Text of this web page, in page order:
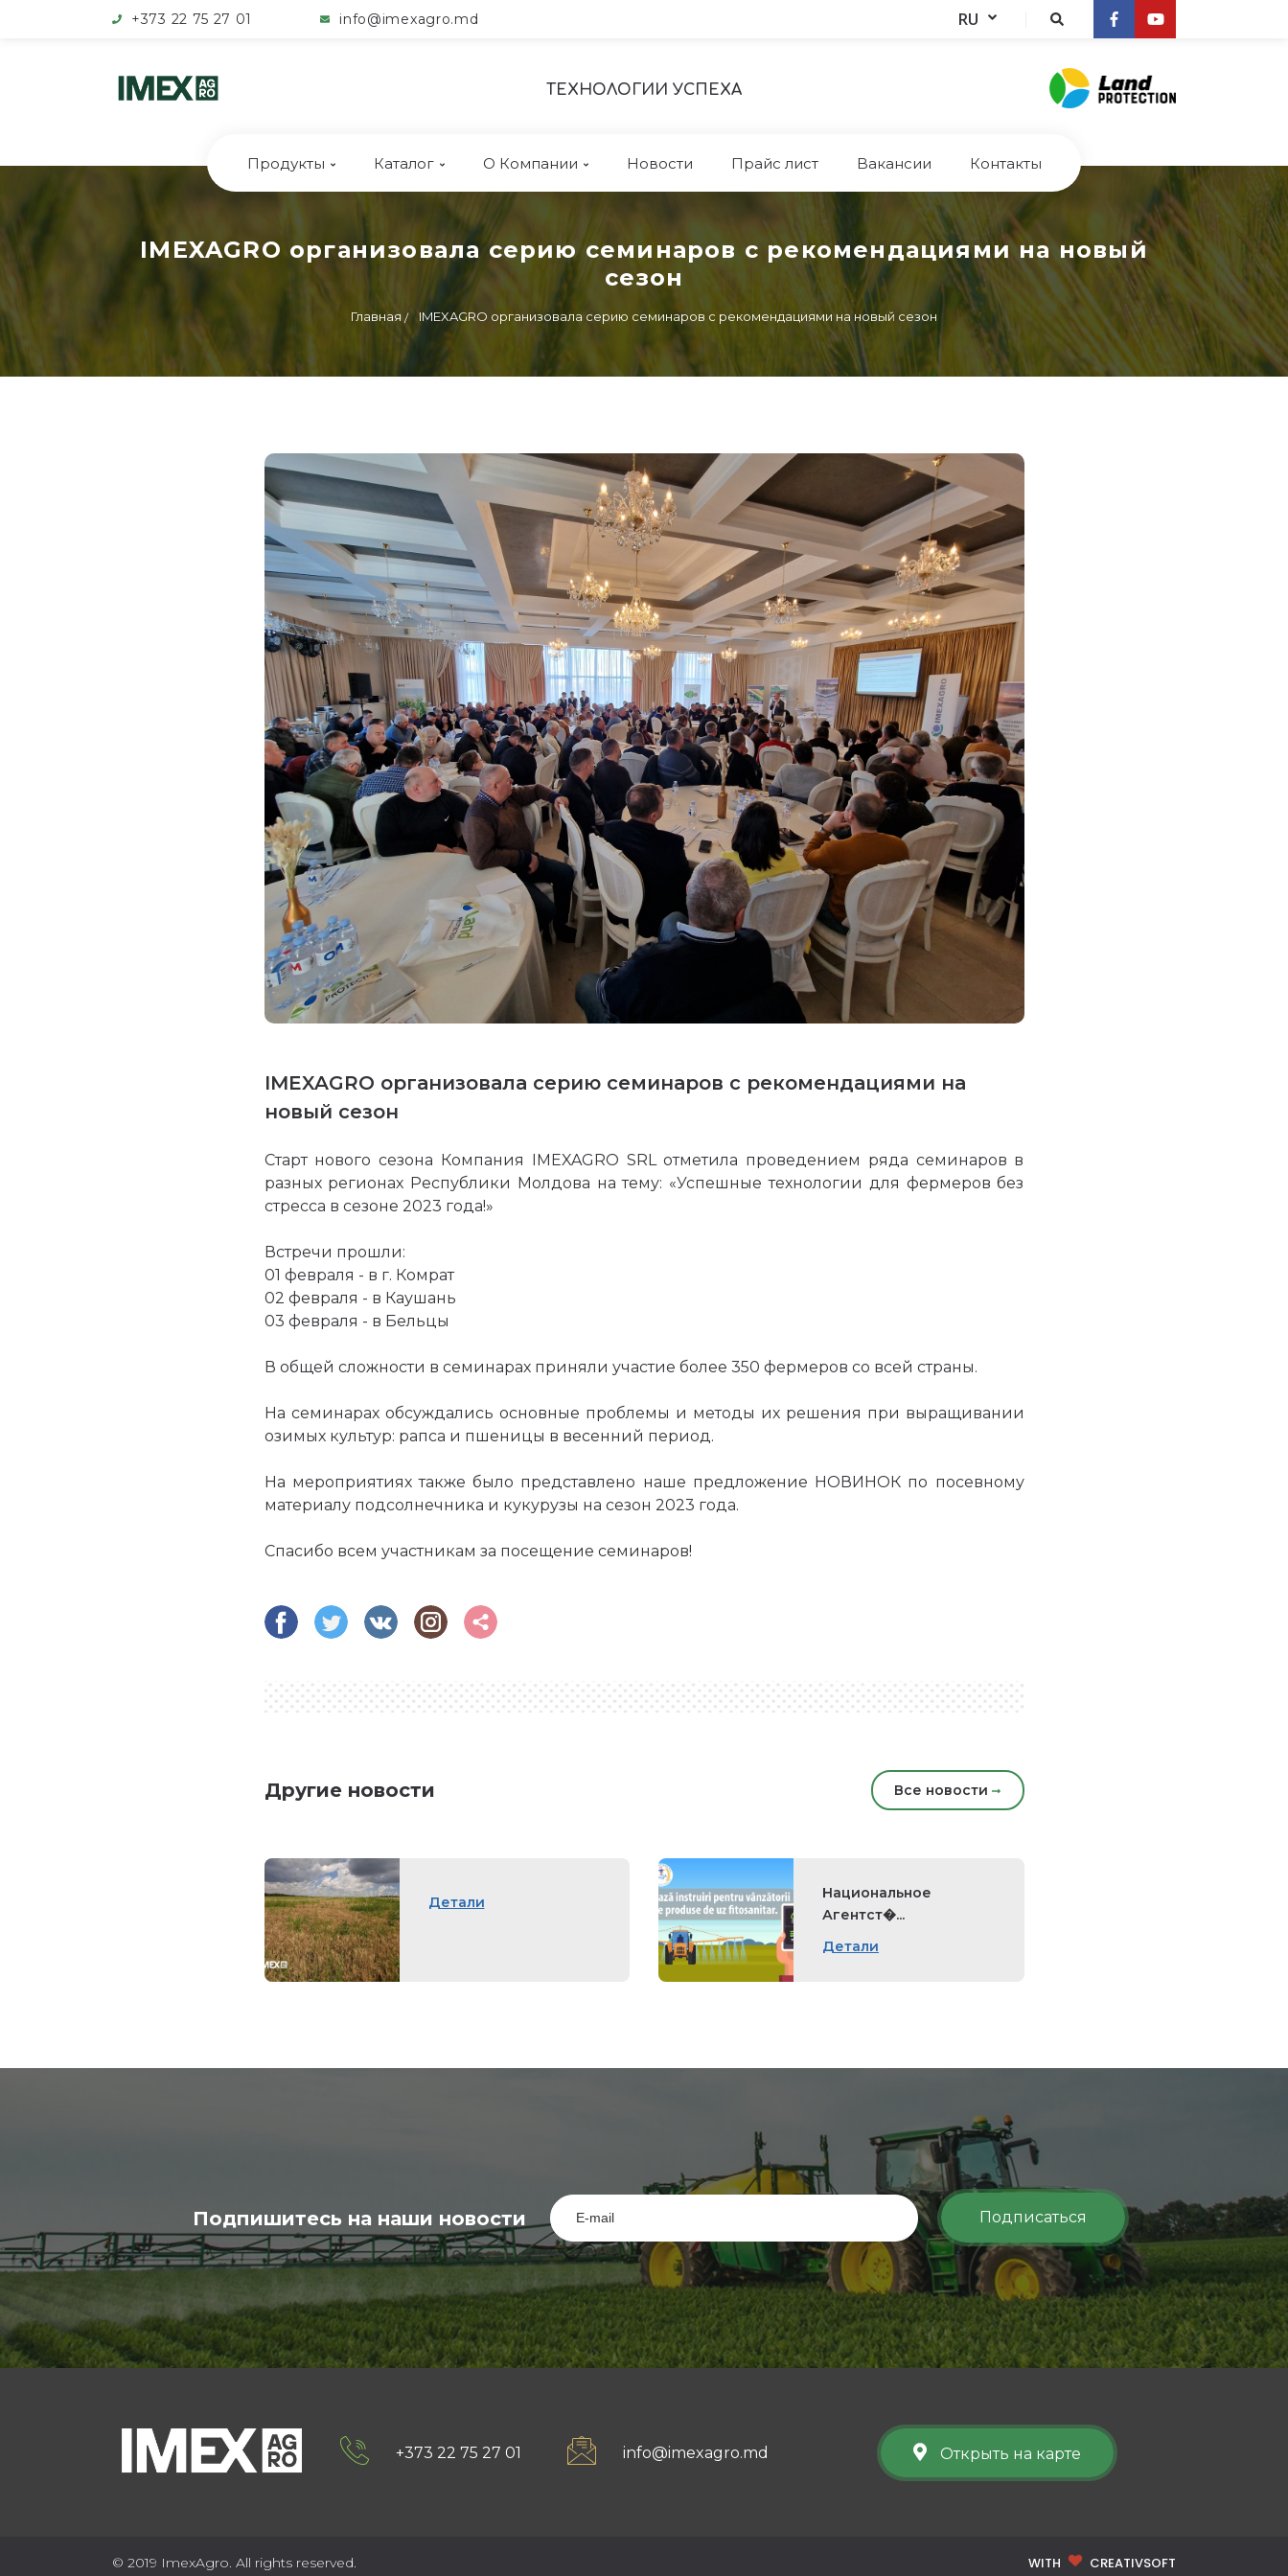
+373 22 75 27 01 info@imexagro.md RU
ТЕХНОЛОГИИ УСПЕХА
Продукты Каталог О Компании Новости Прайс лист Bакансии Контакты
IMEXAGRO организовала серию семинаров с рекомендациями на новый
сезон
Главная IMEXAGRO организовала серию семинаров с рекомендациями на новый сезон
IMEXAGRO организовала серию семинаров с рекомендациями на
новый сезон
Старт нового сезона Компания IMEXAGRO SRL отметила проведением ряда семинаров в
разных регионах Республики Молдова на тему: «Успешные технологии для фермеров без
стресса в сезоне 2023 года!»
Встречи прошли:
01 февраля - в г. Комрат
02 февраля - в Каушань
03 февраля - в Бельцы
В общей сложности в семинарах приняли участие более 350 фермеров со всей страны.
На семинарах обсуждались основные проблемы и методы их решения при выращивании
озимых культур: рапса и пшеницы в весенний период.
На мероприятиях также было представлено наше предложение НОВИНОК по посевному
материалу подсолнечника и кукурузы на сезон 2023 года.
Спасибо всем участникам за посещение семинаров!
Другие новости Все новости
Детали
Национальное
Агентст�...
Детали
Подпишитесь на наши новости Подписаться
+373 22 75 27 01 info@imexagro.md Открыть на карте
© 2019 ImexAgro. All rights reserved. WITH CREATIVSOFT